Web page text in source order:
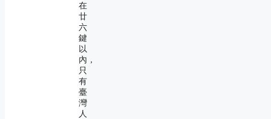
在
廿
六
鍵
以
內，
只
有
臺
灣
人